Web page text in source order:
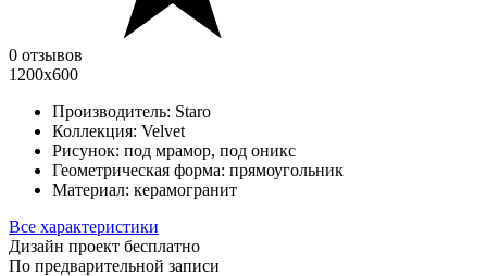
0 отзывов
1200х600
Производитель: Staro
Коллекция: Velvet
Рисунок: под мрамор, под оникс
Геометрическая форма: прямоугольник
Материал: керамогранит
Все характеристики
Дизайн проект бесплатно
По предварительной записи